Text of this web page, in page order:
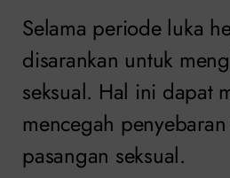
Selama periode luka
disarankan untuk
seksual. Hal ini dapat
mencegah
pasangan seksual.